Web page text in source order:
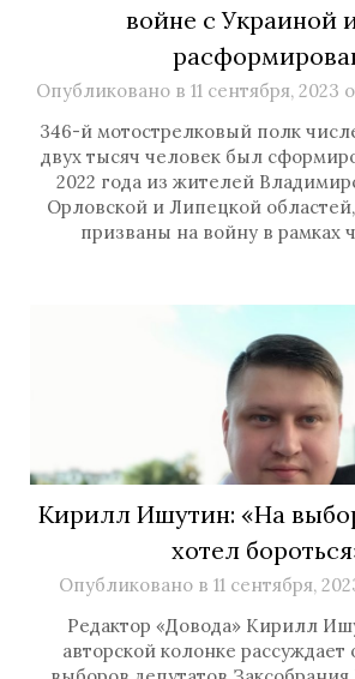
войне с Украиной
Опубликовано в 11 сентября, 2023
346-й мотострелковый полк
двух тысяч человек был
2022 года из жителей
Орловской и Липецкой
призваны на войну в рамках
Кирилл Ишутин: «На
хотел
Опубликовано в 11 сентября,
Редактор «Довода» Кирилл
авторской колонке рассуждает